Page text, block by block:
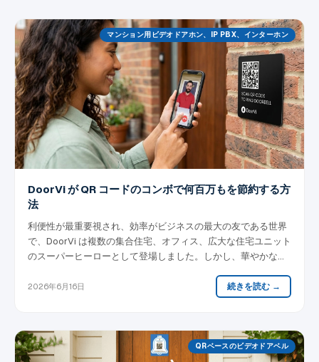
マンション用ビデオドアホン、IP PBX、インターホン
DoorVi が QR コードのコンボで何百万もを節約する方
法
利便性が最重要視され、効率がビジネスの最大の友である世界
で、DoorVi は複数の集合住宅、オフィス、広大な住宅ユニット
のスーパーヒーローとして登場しました。しかし、華やかなマ
を装備しています。そうです、正しく聞こえました — QR コー
2026年6月16日 続きを読む →
QRベースのビデオドアベル